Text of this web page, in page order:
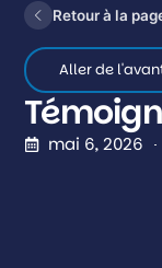
Retour à la
Aller de
mai 6, 2026